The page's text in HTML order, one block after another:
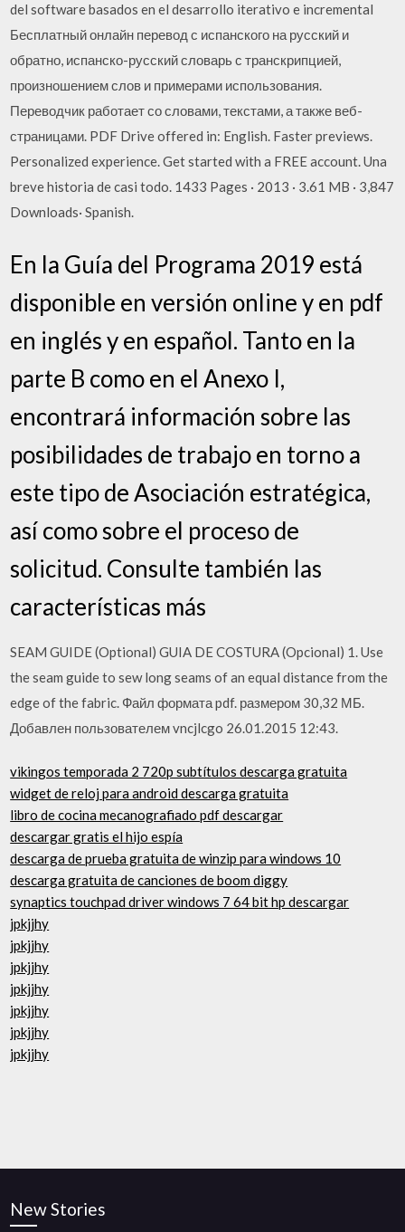
del software basados en el desarrollo iterativo e incremental
Бесплатный онлайн перевод с испанского на русский и
обратно, испанско-русский словарь с транскрипцией,
произношением слов и примерами использования.
Переводчик работает со словами, текстами, а также веб-
страницами. PDF Drive offered in: English. Faster previews.
Personalized experience. Get started with a FREE account. Una
breve historia de casi todo. 1433 Pages · 2013 · 3.61 MB · 3,847
Downloads· Spanish.
En la Guía del Programa 2019 está
disponible en versión online y en pdf
en inglés y en español. Tanto en la
parte B como en el Anexo I,
encontrará información sobre las
posibilidades de trabajo en torno a
este tipo de Asociación estratégica,
así como sobre el proceso de
solicitud. Consulte también las
características más
SEAM GUIDE (Optional) GUIA DE COSTURA (Opcional) 1. Use
the seam guide to sew long seams of an equal distance from the
edge of the fabric. Файл формата pdf. размером 30,32 МБ.
Добавлен пользователем vncjlcgo 26.01.2015 12:43.
vikingos temporada 2 720p subtítulos descarga gratuita
widget de reloj para android descarga gratuita
libro de cocina mecanografiado pdf descargar
descargar gratis el hijo espía
descarga de prueba gratuita de winzip para windows 10
descarga gratuita de canciones de boom diggy
synaptics touchpad driver windows 7 64 bit hp descargar
jpkjjhy
jpkjjhy
jpkjjhy
jpkjjhy
jpkjjhy
jpkjjhy
jpkjjhy
New Stories